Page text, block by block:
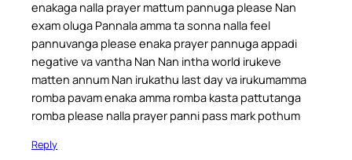
enakaga nalla prayer mattum pannuga please Nan
exam oluga Pannala amma ta sonna nalla feel
pannuvanga please enaka prayer pannuga appadi
negative va vantha Nan Nan intha world irukeve
matten annum Nan irukathu last day va irukumamma
romba pavam enaka amma romba kasta pattutanga
romba please nalla prayer panni pass mark pothum
Reply